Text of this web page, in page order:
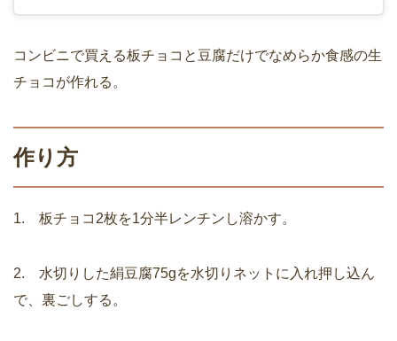
コンビニで買える板チョコと豆腐だけでなめらか食感の生
チョコが作れる。
作り方
1. 板チョコ2枚を1分半レンチンし溶かす。
2. 水切りした絹豆腐75gを水切りネットに入れ押し込ん
で、裏ごしする。